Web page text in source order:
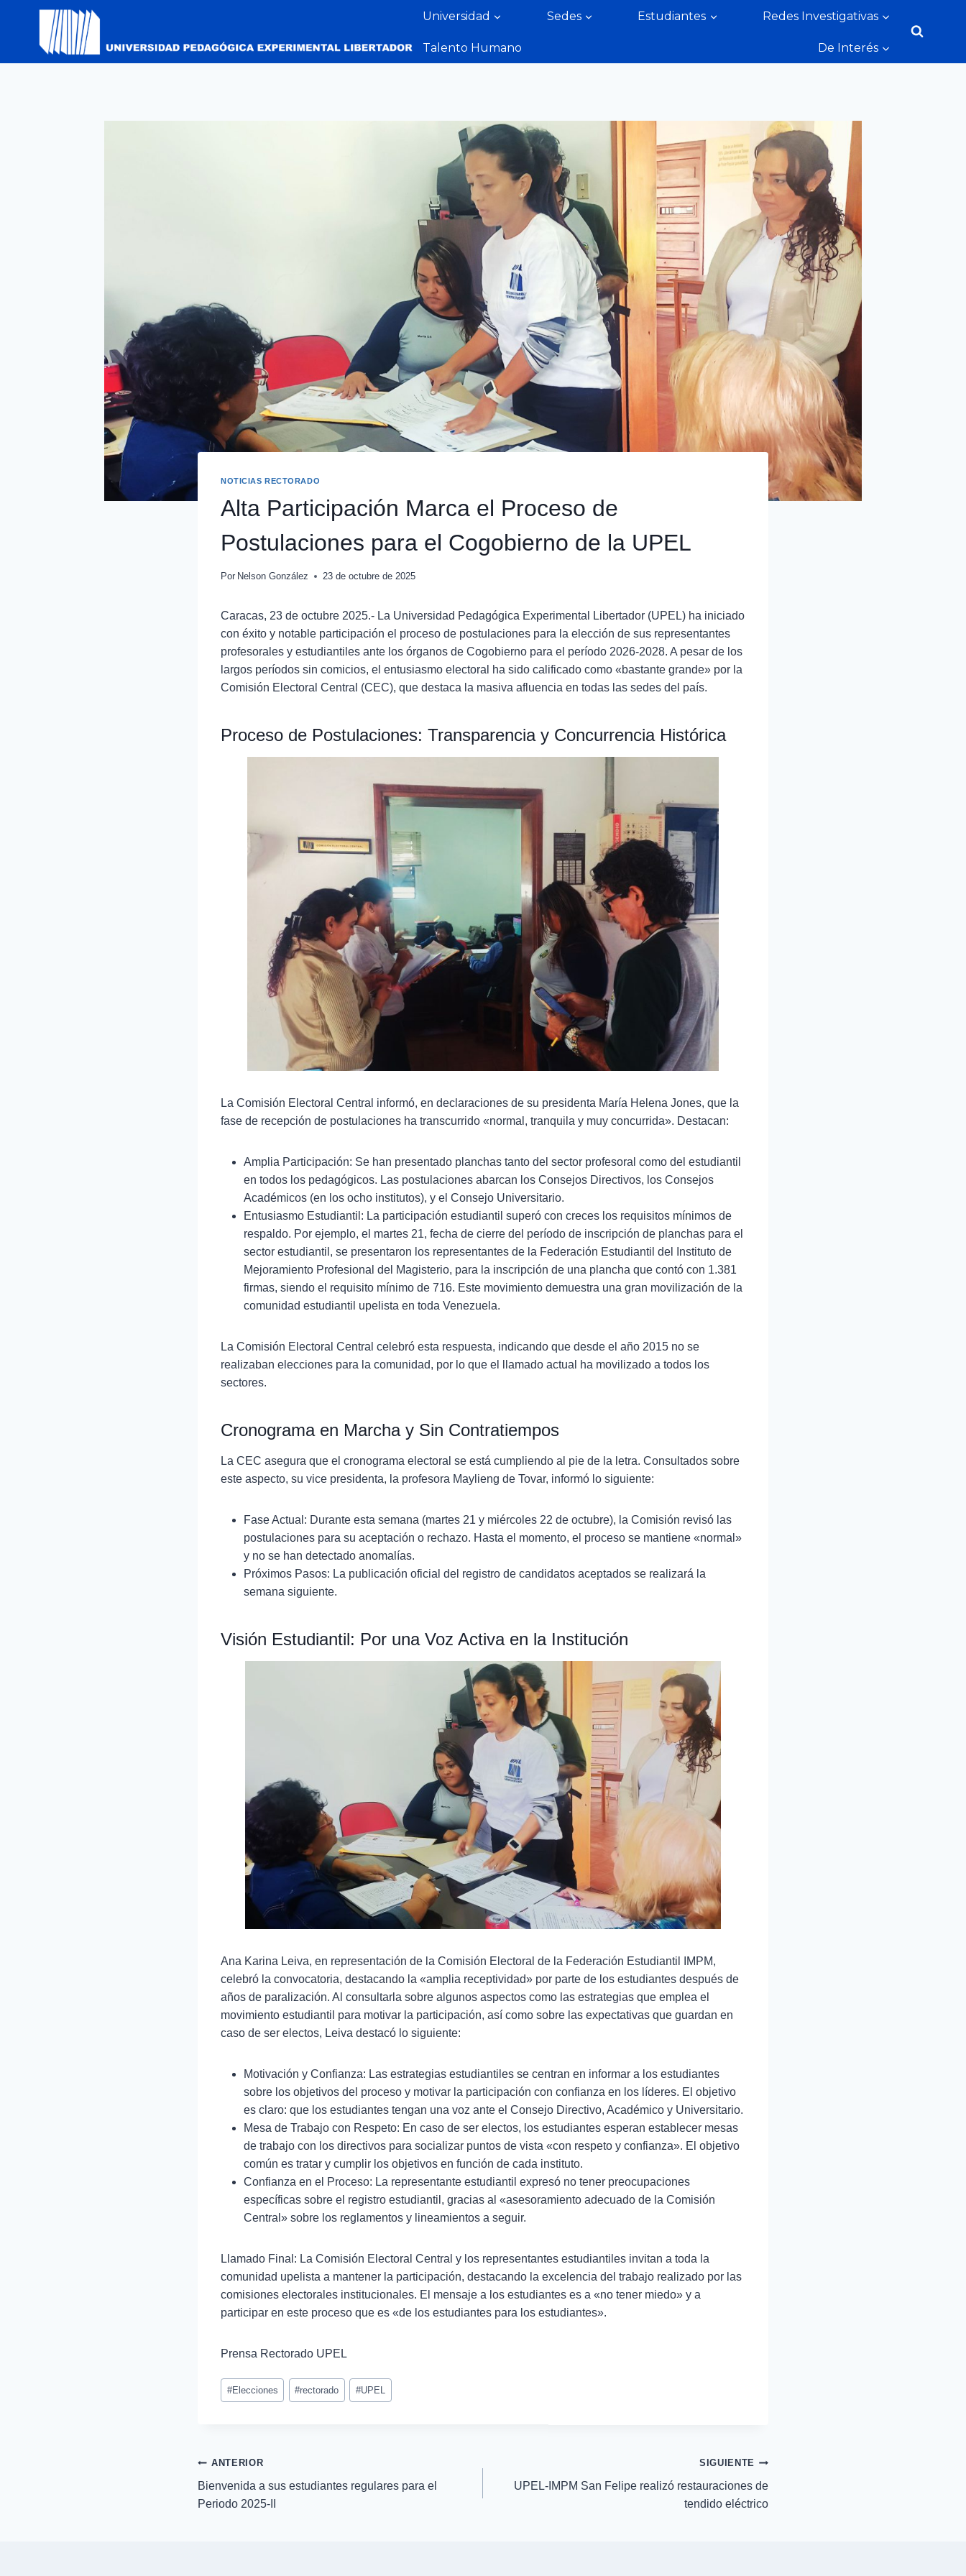
Universidad Sedes Estudiantes Redes Investigativas
Talento Humano De Interés
NOTICIAS RECTORADO
Alta Participación Marca el Proceso de
Postulaciones para el Cogobierno de la UPEL
Por Nelson González 23 de octubre de 2025
Caracas, 23 de octubre 2025.- La Universidad Pedagógica Experimental Libertador (UPEL) ha iniciado
con éxito y notable participación el proceso de postulaciones para la elección de sus representantes
profesorales y estudiantiles ante los órganos de Cogobierno para el período 2026-2028. A pesar de los
largos períodos sin comicios, el entusiasmo electoral ha sido calificado como «bastante grande» por la
Comisión Electoral Central (CEC), que destaca la masiva afluencia en todas las sedes del país.
Proceso de Postulaciones: Transparencia y Concurrencia Histórica
La Comisión Electoral Central informó, en declaraciones de su presidenta María Helena Jones, que la
fase de recepción de postulaciones ha transcurrido «normal, tranquila y muy concurrida». Destacan:
Amplia Participación: Se han presentado planchas tanto del sector profesoral como del estudiantil
en todos los pedagógicos. Las postulaciones abarcan los Consejos Directivos, los Consejos
Académicos (en los ocho institutos), y el Consejo Universitario.
Entusiasmo Estudiantil: La participación estudiantil superó con creces los requisitos mínimos de
respaldo. Por ejemplo, el martes 21, fecha de cierre del período de inscripción de planchas para el
sector estudiantil, se presentaron los representantes de la Federación Estudiantil del Instituto de
Mejoramiento Profesional del Magisterio, para la inscripción de una plancha que contó con 1.381
firmas, siendo el requisito mínimo de 716. Este movimiento demuestra una gran movilización de la
comunidad estudiantil upelista en toda Venezuela.
La Comisión Electoral Central celebró esta respuesta, indicando que desde el año 2015 no se
realizaban elecciones para la comunidad, por lo que el llamado actual ha movilizado a todos los
sectores.
Cronograma en Marcha y Sin Contratiempos
La CEC asegura que el cronograma electoral se está cumpliendo al pie de la letra. Consultados sobre
este aspecto, su vice presidenta, la profesora Maylieng de Tovar, informó lo siguiente:
Fase Actual: Durante esta semana (martes 21 y miércoles 22 de octubre), la Comisión revisó las
postulaciones para su aceptación o rechazo. Hasta el momento, el proceso se mantiene «normal»
y no se han detectado anomalías.
Próximos Pasos: La publicación oficial del registro de candidatos aceptados se realizará la
semana siguiente.
Visión Estudiantil: Por una Voz Activa en la Institución
Ana Karina Leiva, en representación de la Comisión Electoral de la Federación Estudiantil IMPM,
celebró la convocatoria, destacando la «amplia receptividad» por parte de los estudiantes después de
años de paralización. Al consultarla sobre algunos aspectos como las estrategias que emplea el
movimiento estudiantil para motivar la participación, así como sobre las expectativas que guardan en
caso de ser electos, Leiva destacó lo siguiente:
Motivación y Confianza: Las estrategias estudiantiles se centran en informar a los estudiantes
sobre los objetivos del proceso y motivar la participación con confianza en los líderes. El objetivo
es claro: que los estudiantes tengan una voz ante el Consejo Directivo, Académico y Universitario.
Mesa de Trabajo con Respeto: En caso de ser electos, los estudiantes esperan establecer mesas
de trabajo con los directivos para socializar puntos de vista «con respeto y confianza». El objetivo
común es tratar y cumplir los objetivos en función de cada instituto.
Confianza en el Proceso: La representante estudiantil expresó no tener preocupaciones
específicas sobre el registro estudiantil, gracias al «asesoramiento adecuado de la Comisión
Central» sobre los reglamentos y lineamientos a seguir.
Llamado Final: La Comisión Electoral Central y los representantes estudiantiles invitan a toda la
comunidad upelista a mantener la participación, destacando la excelencia del trabajo realizado por las
comisiones electorales institucionales. El mensaje a los estudiantes es a «no tener miedo» y a
participar en este proceso que es «de los estudiantes para los estudiantes».
Prensa Rectorado UPEL
#Elecciones #rectorado #UPEL
ANTERIOR
Bienvenida a sus estudiantes regulares para el
Periodo 2025-II
SIGUIENTE
UPEL-IMPM San Felipe realizó restauraciones de
tendido eléctrico